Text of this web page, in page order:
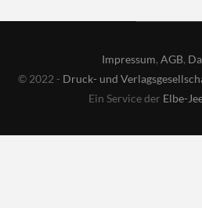
Impressum, AGB,
© 2022 - Druck- und
Ein Service der Elbe-